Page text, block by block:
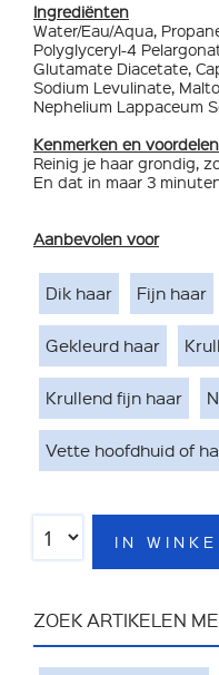
Ingrediënten
Water/Eau/Aqua,
Polyglyceryl-4
Glutamate Diacetate,
Sodium Levulinate,
Nephelium Lappaceum
Kenmerken en voordelen
Reinig je haar grondig,
En dat in maar 3
Aanbevolen voor
Dik haar Fijn haar
Gekleurd haar
Krullend fijn haar
Vette hoofdhuid of
IN
ZOEK ARTIKELEN